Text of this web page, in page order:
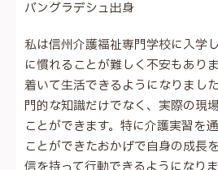
バングラデシュ出身
私は信州介護福祉専門学校に入学
に慣れることが難しく不安もあり
着いて生活できるようになりまし
門的な知識だけでなく、実際の現
ことができます。特に介護実習を
ことができたおかげで自身の成長